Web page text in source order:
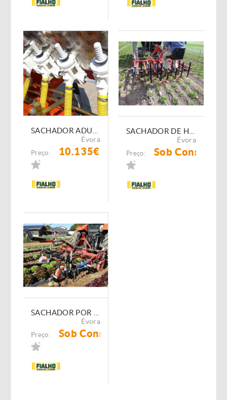
Évora
Preço: 10.135€
Évora
Preço: Sob Consulta
Évora
Preço: Sob Consulta